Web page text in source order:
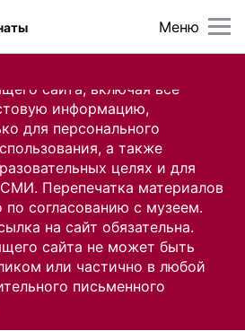
сайта, включая все
информацию,
для персонального
а также
целях и для
Перепечатка материалов
по согласованию с музеем.
на сайт обязательна.
сайта не может быть
или частично в любой
письменного
Меню